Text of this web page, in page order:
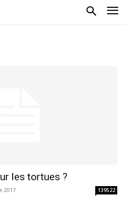
les tortues ?
2017 139522